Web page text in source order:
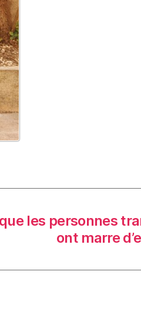
les personnes
ont marre